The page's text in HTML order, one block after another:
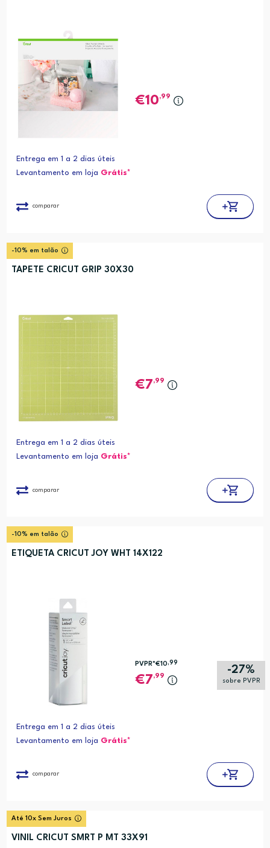
10,99
Entrega em 1 a 2 dias úteis
Levantamento em loja Grátis*
comparar
-10% em talão
TAPETE CRICUT GRIP 30X30
7,99
Entrega em 1 a 2 dias úteis
Levantamento em loja Grátis*
comparar
-10% em talão
ETIQUETA CRICUT JOY WHT 14X122
-27%
sobre PVPR
PVPR*€10,99
7,99
Entrega em 1 a 2 dias úteis
Levantamento em loja Grátis*
comparar
Até 10x Sem Juros
VINIL CRICUT SMRT P MT 33X91